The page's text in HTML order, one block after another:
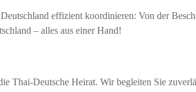
effizient koordinieren: Von der
– alles aus einer Hand!
Thai-Deutsche Heirat. Wir begleiten Sie